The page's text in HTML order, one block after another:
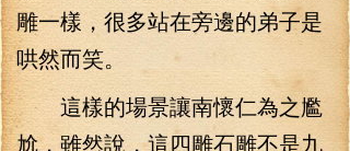
雕一樣，很多站在旁邊的弟子是
哄然而笑。
這樣的場景讓南懷仁為之尷
尬，雖然說，這四雕石雕不是九